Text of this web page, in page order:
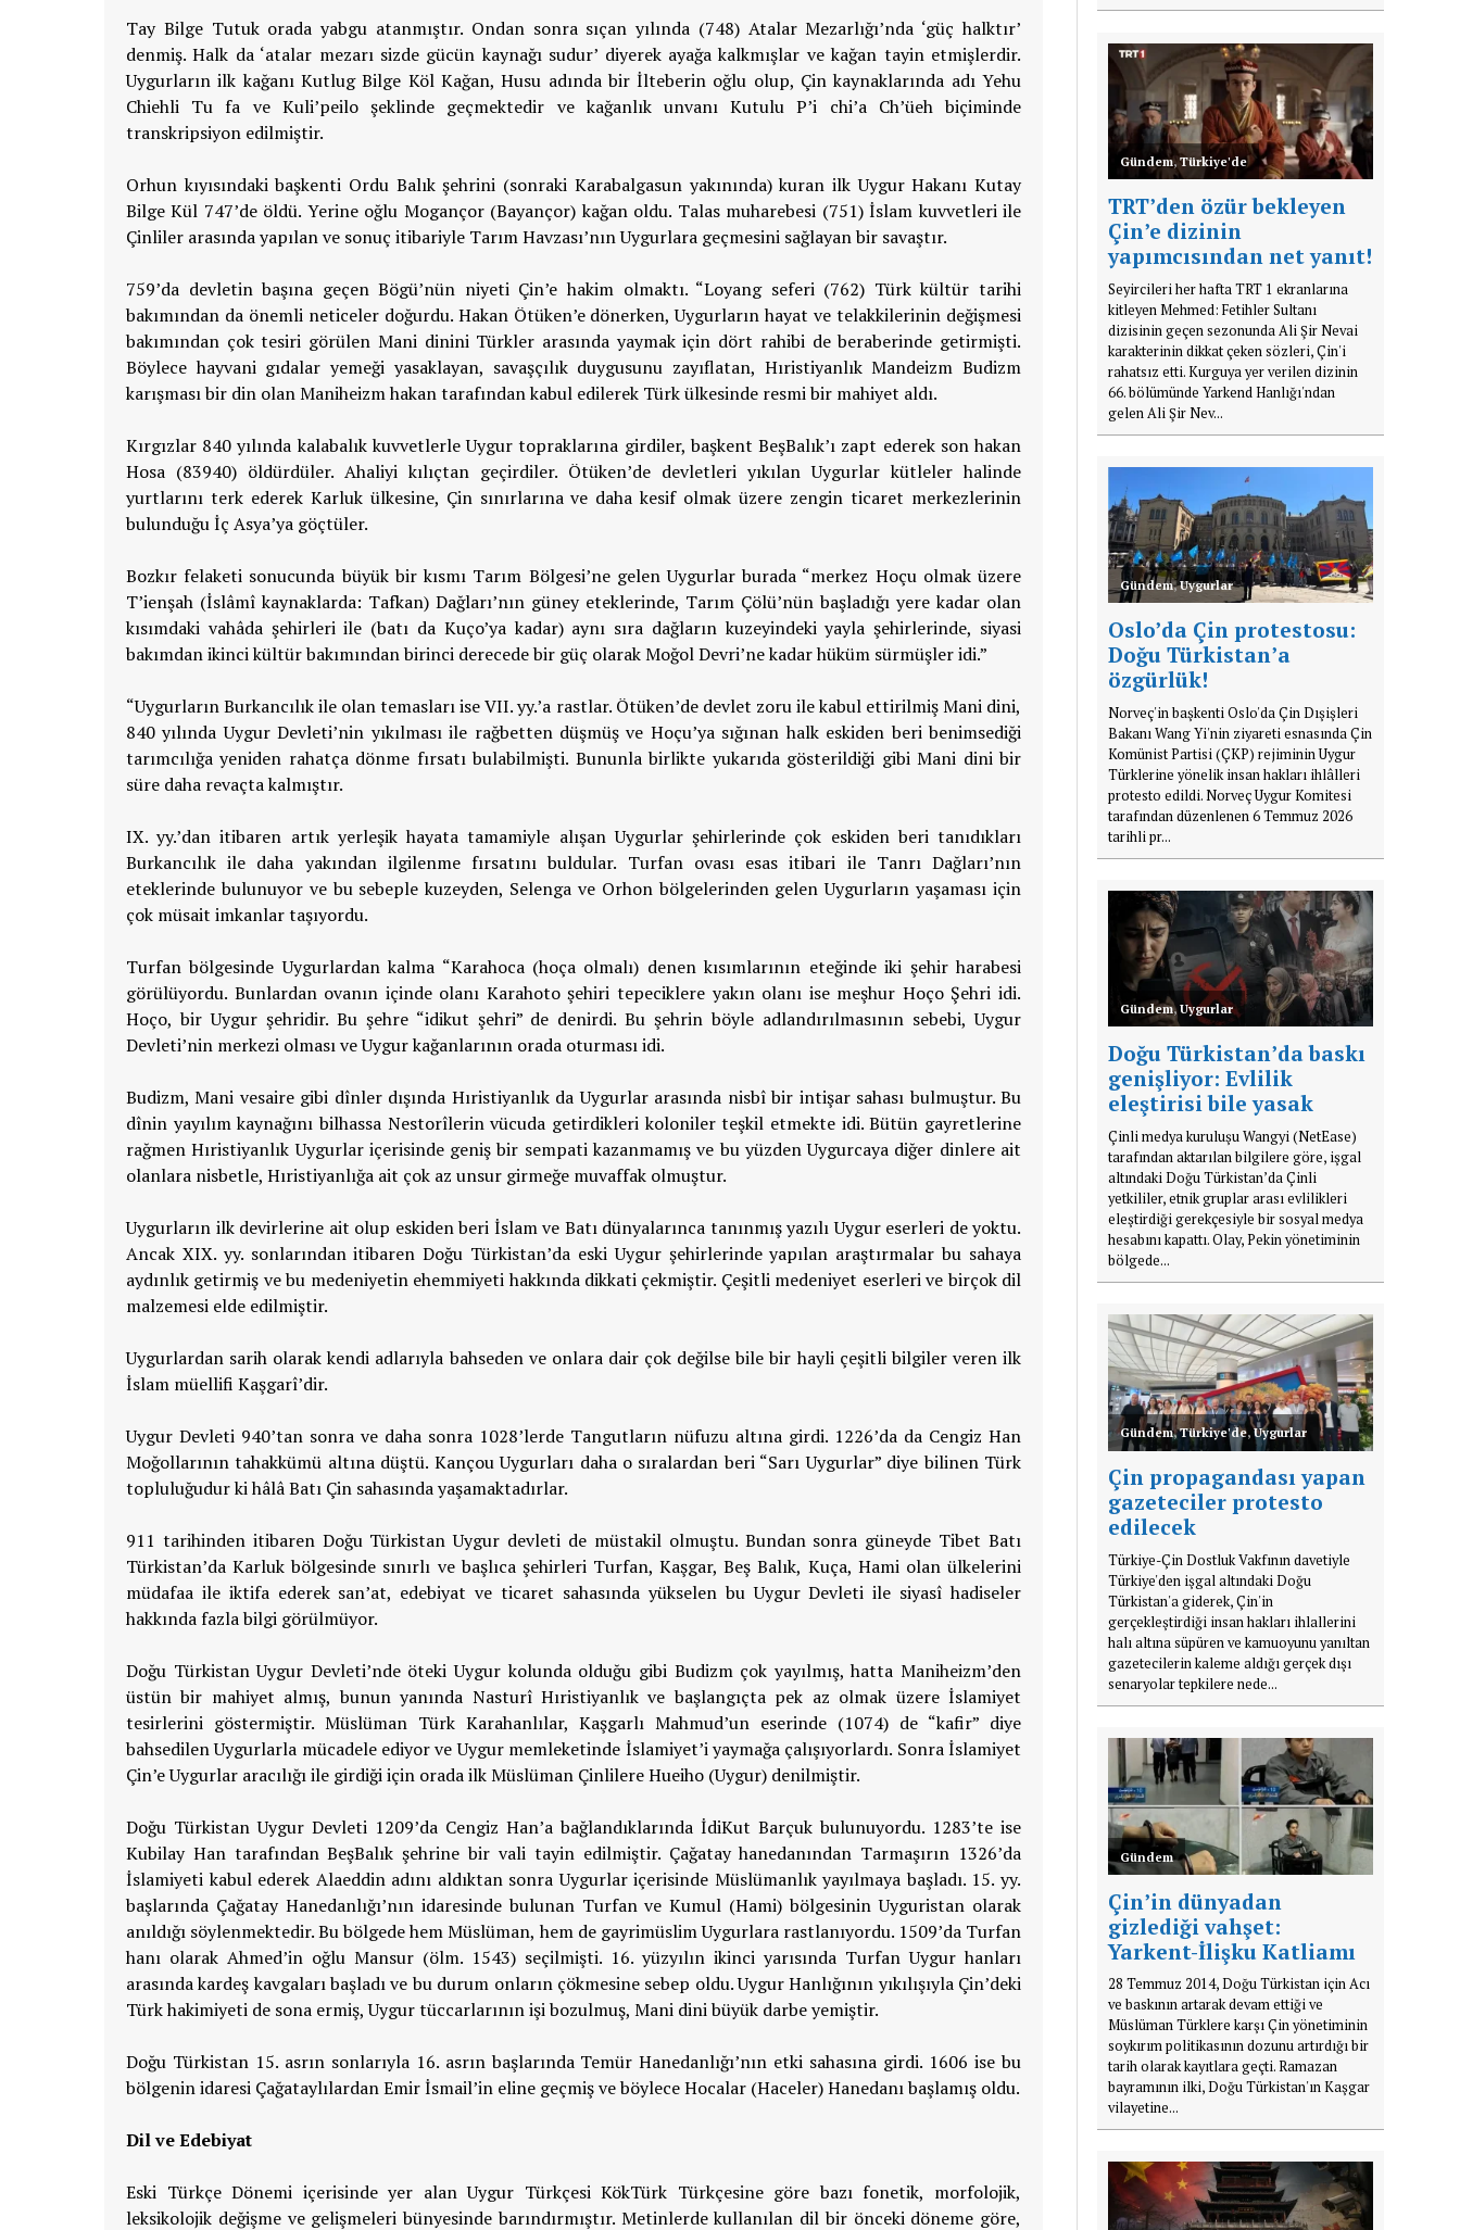
Tay Bilge Tutuk orada yabgu atanmıştır. Ondan sonra sıçan yılında (748) Atalar Mezarlığı’nda ‘güç halktır’
denmiş. Halk da ‘atalar mezarı sizde gücün kaynağı sudur’ diyerek ayağa kalkmışlar ve kağan tayin etmişlerdir.
Uygurların ilk kağanı Kutlug Bilge Köl Kağan, Husu adında bir İlteberin oğlu olup, Çin kaynaklarında adı Yehu
Chiehli Tu fa ve Kuli’peilo şeklinde geçmektedir ve kağanlık unvanı Kutulu P’i chi’a Ch’üeh biçiminde
transkripsiyon edilmiştir.
Orhun kıyısındaki başkenti Ordu Balık şehrini (sonraki Karabalgasun yakınında) kuran ilk Uygur Hakanı Kutay
Bilge Kül 747’de öldü. Yerine oğlu Mogançor (Bayançor) kağan oldu. Talas muharebesi (751) İslam kuvvetleri ile
Çinliler arasında yapılan ve sonuç itibariyle Tarım Havzası’nın Uygurlara geçmesini sağlayan bir savaştır.
759’da devletin başına geçen Bögü’nün niyeti Çin’e hakim olmaktı. “Loyang seferi (762) Türk kültür tarihi
bakımından da önemli neticeler doğurdu. Hakan Ötüken’e dönerken, Uygurların hayat ve telakkilerinin değişmesi
bakımından çok tesiri görülen Mani dinini Türkler arasında yaymak için dört rahibi de beraberinde getirmişti.
Böylece hayvani gıdalar yemeği yasaklayan, savaşçılık duygusunu zayıflatan, Hıristiyanlık Mandeizm Budizm
karışması bir din olan Maniheizm hakan tarafından kabul edilerek Türk ülkesinde resmi bir mahiyet aldı.
Kırgızlar 840 yılında kalabalık kuvvetlerle Uygur topraklarına girdiler, başkent BeşBalık’ı zapt ederek son hakan
Hosa (83940) öldürdüler. Ahaliyi kılıçtan geçirdiler. Ötüken’de devletleri yıkılan Uygurlar kütleler halinde
yurtlarını terk ederek Karluk ülkesine, Çin sınırlarına ve daha kesif olmak üzere zengin ticaret merkezlerinin
bulunduğu İç Asya’ya göçtüler.
Bozkır felaketi sonucunda büyük bir kısmı Tarım Bölgesi’ne gelen Uygurlar burada “merkez Hoçu olmak üzere
T’ienşah (İslâmî kaynaklarda: Tafkan) Dağları’nın güney eteklerinde, Tarım Çölü’nün başladığı yere kadar olan
kısımdaki vahâda şehirleri ile (batı da Kuço’ya kadar) aynı sıra dağların kuzeyindeki yayla şehirlerinde, siyasi
bakımdan ikinci kültür bakımından birinci derecede bir güç olarak Moğol Devri’ne kadar hüküm sürmüşler idi.”
“Uygurların Burkancılık ile olan temasları ise VII. yy.’a rastlar. Ötüken’de devlet zoru ile kabul ettirilmiş Mani dini,
840 yılında Uygur Devleti’nin yıkılması ile rağbetten düşmüş ve Hoçu’ya sığınan halk eskiden beri benimsediği
tarımcılığa yeniden rahatça dönme fırsatı bulabilmişti. Bununla birlikte yukarıda gösterildiği gibi Mani dini bir
süre daha revaçta kalmıştır.
IX. yy.’dan itibaren artık yerleşik hayata tamamiyle alışan Uygurlar şehirlerinde çok eskiden beri tanıdıkları
Burkancılık ile daha yakından ilgilenme fırsatını buldular. Turfan ovası esas itibari ile Tanrı Dağları’nın
eteklerinde bulunuyor ve bu sebeple kuzeyden, Selenga ve Orhon bölgelerinden gelen Uygurların yaşaması için
çok müsait imkanlar taşıyordu.
Turfan bölgesinde Uygurlardan kalma “Karahoca (hoça olmalı) denen kısımlarının eteğinde iki şehir harabesi
görülüyordu. Bunlardan ovanın içinde olanı Karahoto şehiri tepeciklere yakın olanı ise meşhur Hoço Şehri idi.
Hoço, bir Uygur şehridir. Bu şehre “idikut şehri” de denirdi. Bu şehrin böyle adlandırılmasının sebebi, Uygur
Devleti’nin merkezi olması ve Uygur kağanlarının orada oturması idi.
Budizm, Mani vesaire gibi dînler dışında Hıristiyanlık da Uygurlar arasında nisbî bir intişar sahası bulmuştur. Bu
dînin yayılım kaynağını bilhassa Nestorîlerin vücuda getirdikleri koloniler teşkil etmekte idi. Bütün gayretlerine
rağmen Hıristiyanlık Uygurlar içerisinde geniş bir sempati kazanmamış ve bu yüzden Uygurcaya diğer dinlere ait
olanlara nisbetle, Hıristiyanlığa ait çok az unsur girmeğe muvaffak olmuştur.
Uygurların ilk devirlerine ait olup eskiden beri İslam ve Batı dünyalarınca tanınmış yazılı Uygur eserleri de yoktu.
Ancak XIX. yy. sonlarından itibaren Doğu Türkistan’da eski Uygur şehirlerinde yapılan araştırmalar bu sahaya
aydınlık getirmiş ve bu medeniyetin ehemmiyeti hakkında dikkati çekmiştir. Çeşitli medeniyet eserleri ve birçok dil
malzemesi elde edilmiştir.
Uygurlardan sarih olarak kendi adlarıyla bahseden ve onlara dair çok değilse bile bir hayli çeşitli bilgiler veren ilk
İslam müellifi Kaşgarî’dir.
Uygur Devleti 940’tan sonra ve daha sonra 1028’lerde Tangutların nüfuzu altına girdi. 1226’da da Cengiz Han
Moğollarının tahakkümü altına düştü. Kançou Uygurları daha o sıralardan beri “Sarı Uygurlar” diye bilinen Türk
topluluğudur ki hâlâ Batı Çin sahasında yaşamaktadırlar.
911 tarihinden itibaren Doğu Türkistan Uygur devleti de müstakil olmuştu. Bundan sonra güneyde Tibet Batı
Türkistan’da Karluk bölgesinde sınırlı ve başlıca şehirleri Turfan, Kaşgar, Beş Balık, Kuça, Hami olan ülkelerini
müdafaa ile iktifa ederek san’at, edebiyat ve ticaret sahasında yükselen bu Uygur Devleti ile siyasî hadiseler
hakkında fazla bilgi görülmüyor.
Doğu Türkistan Uygur Devleti’nde öteki Uygur kolunda olduğu gibi Budizm çok yayılmış, hatta Maniheizm’den
üstün bir mahiyet almış, bunun yanında Nasturî Hıristiyanlık ve başlangıçta pek az olmak üzere İslamiyet
tesirlerini göstermiştir. Müslüman Türk Karahanlılar, Kaşgarlı Mahmud’un eserinde (1074) de “kafir” diye
bahsedilen Uygurlarla mücadele ediyor ve Uygur memleketinde İslamiyet’i yaymağa çalışıyorlardı. Sonra İslamiyet
Çin’e Uygurlar aracılığı ile girdiği için orada ilk Müslüman Çinlilere Hueiho (Uygur) denilmiştir.
Doğu Türkistan Uygur Devleti 1209’da Cengiz Han’a bağlandıklarında İdiKut Barçuk bulunuyordu. 1283’te ise
Kubilay Han tarafından BeşBalık şehrine bir vali tayin edilmiştir. Çağatay hanedanından Tarmaşırın 1326’da
İslamiyeti kabul ederek Alaeddin adını aldıktan sonra Uygurlar içerisinde Müslümanlık yayılmaya başladı. 15. yy.
başlarında Çağatay Hanedanlığı’nın idaresinde bulunan Turfan ve Kumul (Hami) bölgesinin Uyguristan olarak
anıldığı söylenmektedir. Bu bölgede hem Müslüman, hem de gayrimüslim Uygurlara rastlanıyordu. 1509’da Turfan
hanı olarak Ahmed’in oğlu Mansur (ölm. 1543) seçilmişti. 16. yüzyılın ikinci yarısında Turfan Uygur hanları
arasında kardeş kavgaları başladı ve bu durum onların çökmesine sebep oldu. Uygur Hanlığının yıkılışıyla Çin’deki
Türk hakimiyeti de sona ermiş, Uygur tüccarlarının işi bozulmuş, Mani dini büyük darbe yemiştir.
Doğu Türkistan 15. asrın sonlarıyla 16. asrın başlarında Temür Hanedanlığı’nın etki sahasına girdi. 1606 ise bu
bölgenin idaresi Çağataylılardan Emir İsmail’in eline geçmiş ve böylece Hocalar (Haceler) Hanedanı başlamış oldu.
Dil ve Edebiyat
Eski Türkçe Dönemi içerisinde yer alan Uygur Türkçesi KökTürk Türkçesine göre bazı fonetik, morfolojik,
leksikolojik değişme ve gelişmeleri bünyesinde barındırmıştır. Metinlerde kullanılan dil bir önceki döneme göre,
Gündem,Türkiye'de
TRT’den özür bekleyen
Çin’e dizinin
yapımcısından net yanıt!
Seyircileri her hafta TRT 1 ekranlarına
kitleyen Mehmed: Fetihler Sultanı
dizisinin geçen sezonunda Ali Şir Nevai
karakterinin dikkat çeken sözleri, Çin'i
rahatsız etti. Kurguya yer verilen dizinin
66. bölümünde Yarkend Hanlığı'ndan
gelen Ali Şir Nev...
Gündem,Uygurlar
Oslo’da Çin protestosu:
Doğu Türkistan’a
özgürlük!
Norveç'in başkenti Oslo'da Çin Dışişleri
Bakanı Wang Yi'nin ziyareti esnasında Çin
Komünist Partisi (ÇKP) rejiminin Uygur
Türklerine yönelik insan hakları ihlâlleri
protesto edildi. Norveç Uygur Komitesi
tarafından düzenlenen 6 Temmuz 2026
tarihli pr...
Gündem,Uygurlar
Doğu Türkistan’da baskı
genişliyor: Evlilik
eleştirisi bile yasak
Çinli medya kuruluşu Wangyi (NetEase)
tarafından aktarılan bilgilere göre, işgal
altındaki Doğu Türkistan’da Çinli
yetkililer, etnik gruplar arası evlilikleri
eleştirdiği gerekçesiyle bir sosyal medya
hesabını kapattı. Olay, Pekin yönetiminin
bölgede...
Gündem,Türkiye'de,Uygurlar
Çin propagandası yapan
gazeteciler protesto
edilecek
Türkiye-Çin Dostluk Vakfının davetiyle
Türkiye'den işgal altındaki Doğu
Türkistan'a giderek, Çin'in
gerçekleştirdiği insan hakları ihlallerini
halı altına süpüren ve kamuoyunu yanıltan
gazetecilerin kaleme aldığı gerçek dışı
senaryolar tepkilere nede...
Gündem
Çin’in dünyadan
gizlediği vahşet:
Yarkent-İlişku Katliamı
28 Temmuz 2014, Doğu Türkistan için Acı
ve baskının artarak devam ettiği ve
Müslüman Türklere karşı Çin yönetiminin
soykırım politikasının dozunu artırdığı bir
tarih olarak kayıtlara geçti. Ramazan
bayramının ilki, Doğu Türkistan'ın Kaşgar
vilayetine...